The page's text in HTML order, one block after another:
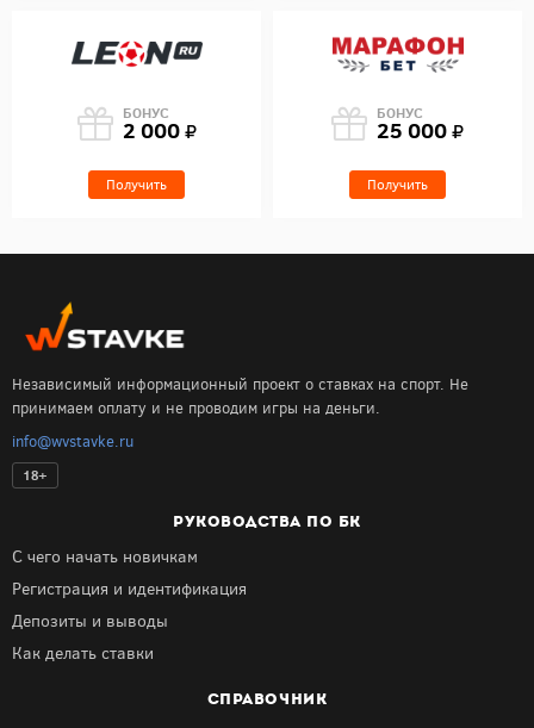
БОНУС
2 000
Получить
БОНУС
25 000
Получить
Независимый информационный проект о ставках на спорт. Не
принимаем оплату и не проводим игры на деньги.
info@wvstavke.ru
18+
РУКОВОДСТВА ПО БК
С чего начать новичкам
Регистрация и идентификация
Депозиты и выводы
Как делать ставки
СПРАВОЧНИК